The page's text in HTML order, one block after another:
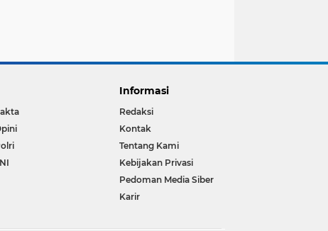
Informasi
Redaksi
Kontak
Tentang Kami
Kebijakan Privasi
Pedoman Media Siber
Karir